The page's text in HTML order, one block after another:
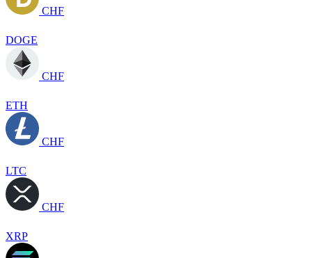
CHF
DOGE
CHF
ETH
CHF
LTC
CHF
XRP